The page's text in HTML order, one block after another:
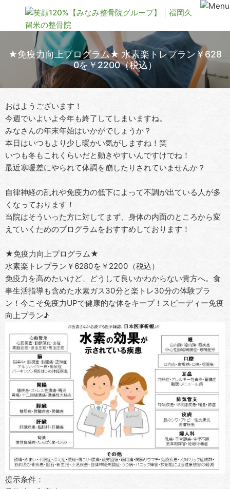
★免疫力向上プログラム★ 水素楽トレプラン￥628
0を￥2200（税込）
おはようございます！
今週でいよいよ今年も終了してしまいますね。
みなさんの年末年始はいかがでしょうか？
本日はいつもより少し暖かい気がしますね！笑
いつも冬もこれくらいだと動きやすいんですけでね！
最近寒暖差にやられて体調を崩したりされていませんか？
自律神経の乱れや免疫力の低下によって不調が出ている人が多
くなっております！
当院はそういった方に対してまず、身体の内面のところから変
えていくためのプログラムをおすすめしております！
★免疫力向上プログラム★
水素楽トレプラン￥6280を￥2200（税込）
免疫力を高めたいけど、どうして良いかわからない貴方へ。食
事生活指導も含めた水素ガス30分と楽トレ30分の体験プラ
ン！今こそ免疫力UPで健康的な体をキープ！スピーディー免疫
向上プラン♪
提示条件：